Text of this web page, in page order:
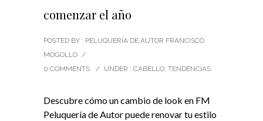
comenzar el año
POSTED BY : PELUQUERÍA DE AUTOR FRANCISCO
MOGOLLO /
0 COMMENTS
/ UNDER : CABELLO, TENDENCIAS
Descubre cómo un cambio de look en FM
Peluquería de Autor puede renovar tu estilo